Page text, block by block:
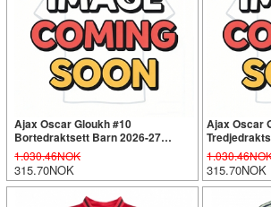
Ajax Oscar Gloukh #10
Bortedraktsett Barn 2026-27
Kortermet (+ Korte bukser)
1.030.46NOK
315.70NOK
Ajax Oscar
Kortermet
315.70NOK